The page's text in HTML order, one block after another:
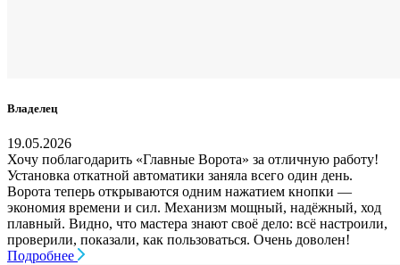
Владелец
19.05.2026
Хочу поблагодарить «Главные Ворота» за отличную работу!
Установка откатной автоматики заняла всего один день.
Ворота теперь открываются одним нажатием кнопки —
экономия времени и сил. Механизм мощный, надёжный, ход
плавный. Видно, что мастера знают своё дело: всё настроили,
проверили, показали, как пользоваться. Очень доволен!
Подробнее